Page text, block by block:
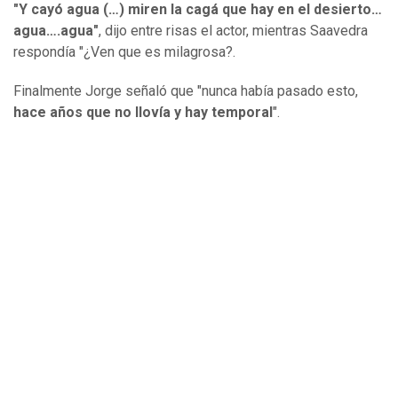
"Y cayó agua (…) miren la cagá que hay en el desierto…
agua….agua", dijo entre risas el actor, mientras Saavedra
respondía "¿Ven que es milagrosa?.
Finalmente Jorge señaló que "nunca había pasado esto,
hace años que no llovía y hay temporal ".